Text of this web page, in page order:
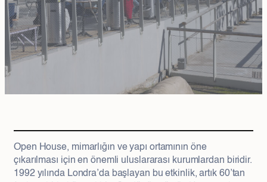
Open House, mimarlığın ve yapı ortamının öne
çıkarılması için en önemli uluslararası kurumlardan biridir.
1992 yılında Londra’da başlayan bu etkinlik, artık 60’tan